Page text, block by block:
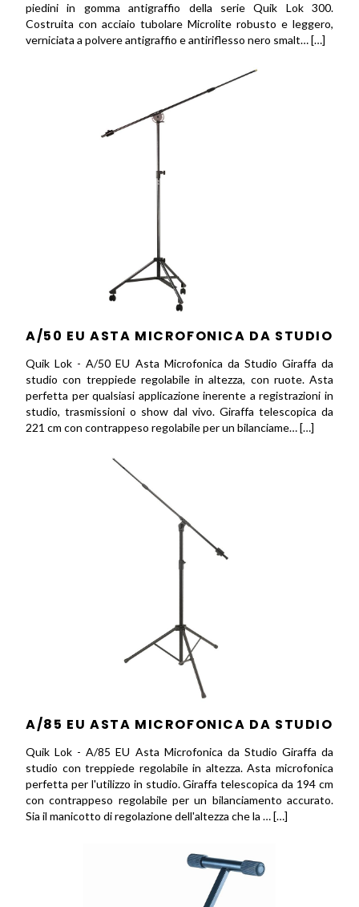
piedini in gomma antigraffio della serie Quik Lok 300.
Costruita con acciaio tubolare Microlite robusto e leggero,
verniciata a polvere antigraffio e antiriflesso nero smalt… […]
A/50 EU ASTA MICROFONICA DA STUDIO
Quik Lok - A/50 EU Asta Microfonica da Studio Giraffa da
studio con treppiede regolabile in altezza, con ruote. Asta
perfetta per qualsiasi applicazione inerente a registrazioni in
studio, trasmissioni o show dal vivo. Giraffa telescopica da
221 cm con contrappeso regolabile per un bilanciame… […]
A/85 EU ASTA MICROFONICA DA STUDIO
Quik Lok - A/85 EU Asta Microfonica da Studio Giraffa da
studio con treppiede regolabile in altezza. Asta microfonica
perfetta per l'utilizzo in studio. Giraffa telescopica da 194 cm
con contrappeso regolabile per un bilanciamento accurato.
Sia il manicotto di regolazione dell'altezza che la … […]